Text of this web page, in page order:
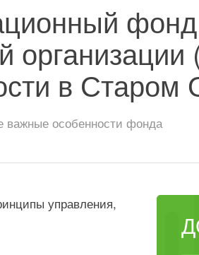
фонд
в Старом
важные особенности фонда
управления,